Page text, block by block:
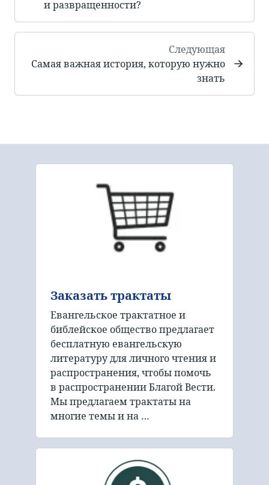
и развращенности?
Следующая
Самая важная история, которую нужно
знать
Заказать трактаты
Евангельское трактатное и
библейское общество предлагает
бесплатную евангельскую
литературу для личного чтения и
распространения, чтобы помочь
в распространении Благой Вести.
Мы предлагаем трактаты на
многие темы и на …